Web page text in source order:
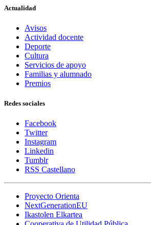
Actualidad
Avisos
Actividad docente
Deporte
Cultura
Servicios de apoyo
Familias y alumnado
Premios
Redes sociales
Facebook
Twitter
Instagram
Linkedin
Tumblr
RSS Castellano
Proyecto Orienta
NextGenerationEU
Ikastolen Elkartea